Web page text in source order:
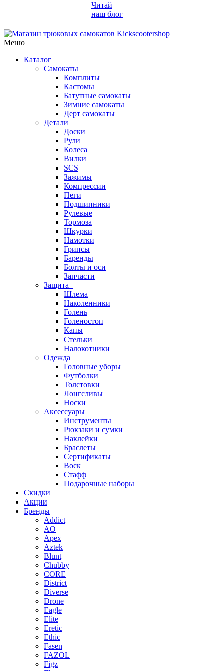
Читай
наш блог
Меню
Каталог
Самокаты
Комплиты
Кастомы
Батутные самокаты
Зимние самокаты
Дерт самокаты
Детали
Доски
Рули
Колеса
Вилки
SCS
Зажимы
Компрессии
Пеги
Подшипники
Рулевые
Тормоза
Шкурки
Намотки
Грипсы
Баренды
Болты и оси
Запчасти
Защита
Шлема
Наколенники
Голень
Голеностоп
Капы
Стельки
Налокотники
Одежда
Головные уборы
Футболки
Толстовки
Лонгсливы
Носки
Аксессуары
Инструменты
Рюкзаки и сумки
Наклейки
Браслеты
Сертификаты
Воск
Стафф
Подарочные наборы
Скидки
Акции
Бренды
Addict
AO
Apex
Aztek
Blunt
Chubby
CORE
District
Diverse
Drone
Eagle
Elite
Eretic
Ethic
Fasen
FAZOL
Figz